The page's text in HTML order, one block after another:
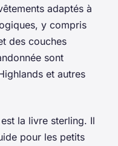
adaptés à
y compris
des couches
sont
et autres
la livre sterling. Il
pour les petits